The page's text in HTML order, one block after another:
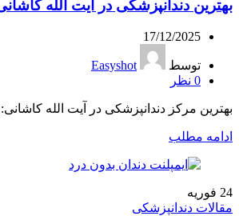
بهترین دندانپزشکی در آیت الله
17/12/2025
توسط
Easyshot
0 نظر
بهترین مرکز دندانپزشکی در آیت الله
ادامه مطلب
24 فوریه
مقالات دندانپزشکی